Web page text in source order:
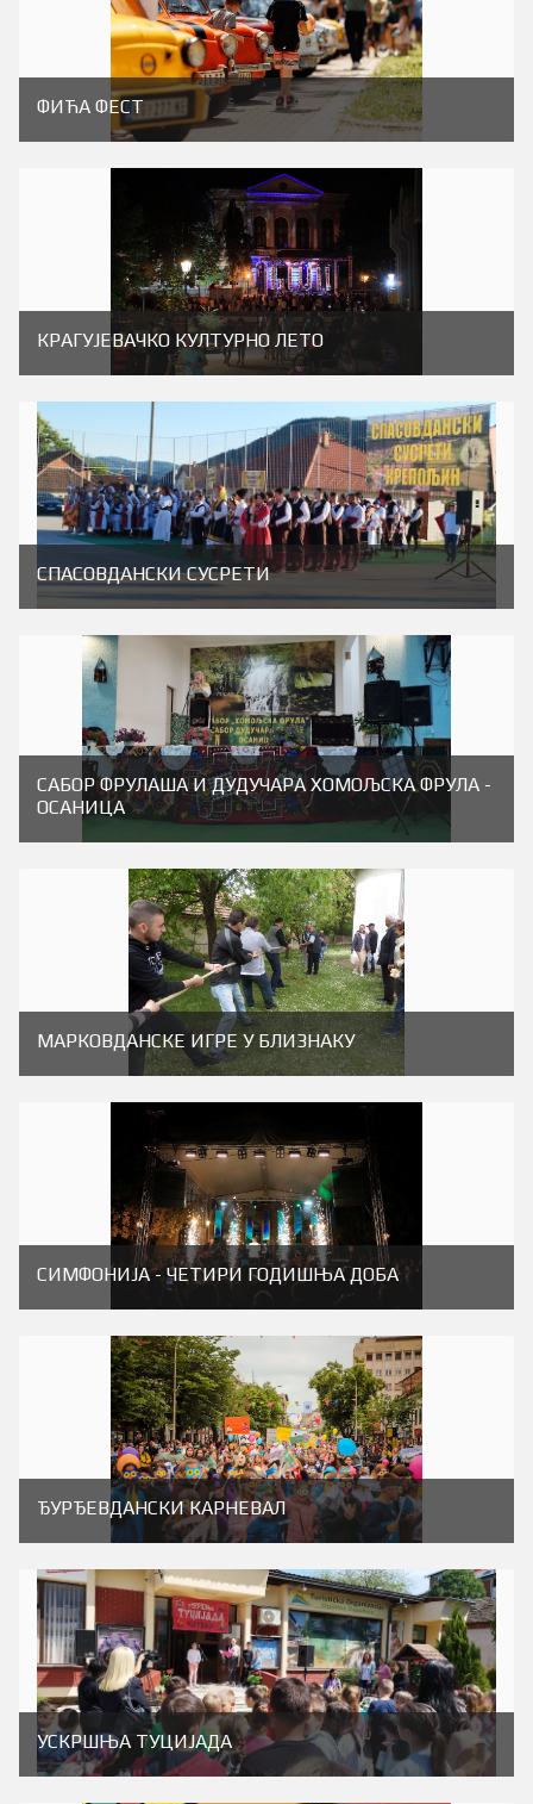
ФИЋА ФЕСТ
КРАГУЈЕВАЧКО КУЛТУРНО ЛЕТО
СПАСОВДАНСКИ СУСРЕТИ
САБОР ФРУЛАША И ДУДУЧАРА ХОМОЉСКА ФРУЛА -
ОСАНИЦА
МАРКОВДАНСКЕ ИГРЕ У БЛИЗНАКУ
СИМФОНИЈА - ЧЕТИРИ ГОДИШЊА ДОБА
ЂУРЂЕВДАНСКИ КАРНЕВАЛ
УСКРШЊА ТУЦИJАДА